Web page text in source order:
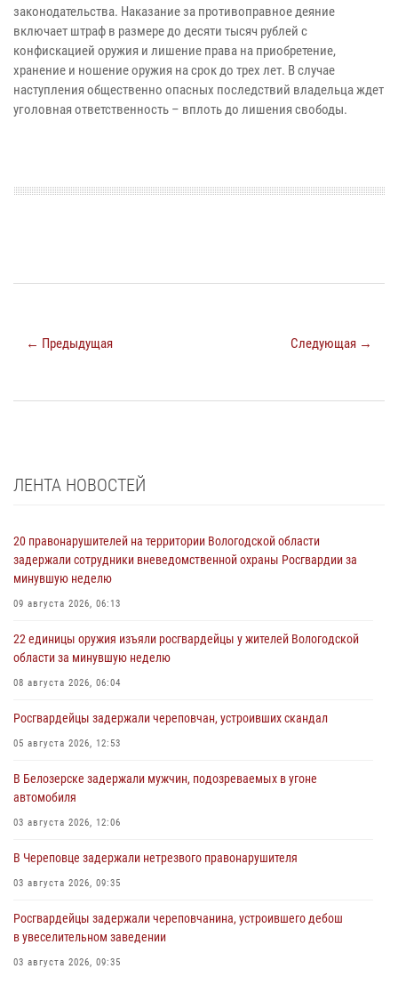
законодательства. Наказание за противоправное деяние
включает штраф в размере до десяти тысяч рублей с
конфискацией оружия и лишение права на приобретение,
хранение и ношение оружия на срок до трех лет. В случае
наступления общественно опасных последствий владельца ждет
уголовная ответственность – вплоть до лишения свободы.
← Предыдущая Следующая →
ЛЕНТА НОВОСТЕЙ
20 правонарушителей на территории Вологодской области
задержали сотрудники вневедомственной охраны Росгвардии за
минувшую неделю
09 августа 2026, 06:13
22 единицы оружия изъяли росгвардейцы у жителей Вологодской
области за минувшую неделю
08 августа 2026, 06:04
Росгвардейцы задержали череповчан, устроивших скандал
05 августа 2026, 12:53
В Белозерске задержали мужчин, подозреваемых в угоне
автомобиля
03 августа 2026, 12:06
В Череповце задержали нетрезвого правонарушителя
03 августа 2026, 09:35
Росгвардейцы задержали череповчанина, устроившего дебош
в увеселительном заведении
03 августа 2026, 09:35